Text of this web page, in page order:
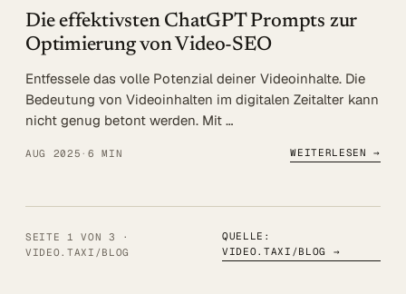
Die effektivsten ChatGPT Prompts zur
Optimierung von Video-SEO
Entfessele das volle Potenzial deiner Videoinhalte. Die
Bedeutung von Videoinhalten im digitalen Zeitalter kann
nicht genug betont werden. Mit …
AUG 2025 · 6 MIN WEITERLESEN →
SEITE 1 VON 3 ·
VIDEO.TAXI/BLOG
QUELLE:
VIDEO.TAXI/BLOG
→